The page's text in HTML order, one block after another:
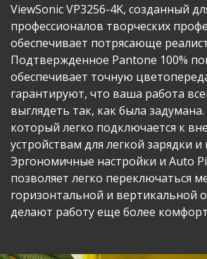
ViewSonic VP3256-4K, созданный
профессионалов творческих
обеспечивает потрясающе
Подтвержденное Pantone 100%
обеспечивает точную
гарантируют, что ваша работа
выглядеть так, как была
который легко подключается к
устройствам для легкой зарядки
Эргономичные настройки и Auto
позволяет легко переключаться
горизонтальной и вертикальной
делают работу еще более